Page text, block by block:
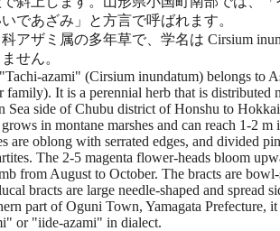
いであざみ」と方言で呼ばれます。
アザミ属の多年草で、学名は Cirsium
せん。
azami" (Cirsium inundatum) belongs to
family). It is a perennial herb that is distributed
Sea side of Chubu district of Honshu to
in montane marshes and can reach 1-2 m
are oblong with serrated edges, and divided
The 2-5 magenta flower-heads bloom
from August to October. The bracts are bowl-
bracts are large needle-shaped and spread
part of Oguni Town, Yamagata Prefecture,
or "iide-azami" in dialect.